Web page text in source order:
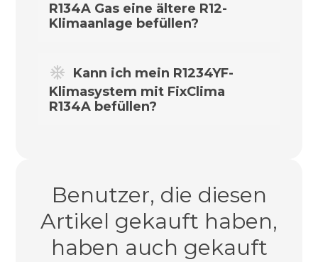
jedoch einige Ausnahmen, bei denen der
HP/LP-Adapteraus unserem Sortiment
erfordern.
R134A Gas eine ältere R12-
Klimaanlage befüllen?
Fahrzeugen vor 1995 mit R12-Kältemittel
möglicherweise derR12-Retrofit-Adapter
aus unserem Angebot erforderlich ist.
Kann ich mein R1234YF-
Klimasystem mit FixClima
R134A befüllen?
Benutzer, die diesen
Artikel gekauft haben,
haben auch gekauft